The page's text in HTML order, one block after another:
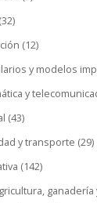
(12)
y modelos
y
(43)
y transporte (29)
(142)
ganadería